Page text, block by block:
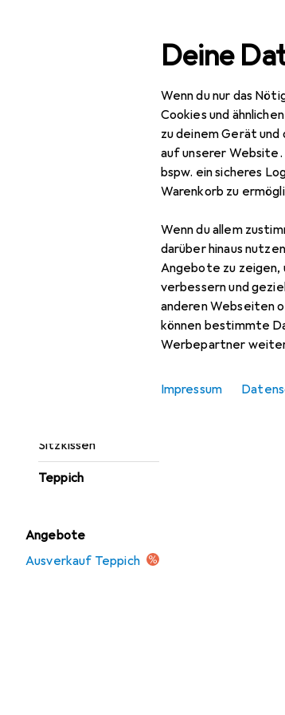
Deine
Wenn du nur das
Cookies und
zu deinem Gerät
auf unserer Website.
bspw. ein sicheres
Warenkorb zu
Wenn du allem
darüber hinaus
Angebote zu
verbessern und
anderen Webseiten
können bestimmte
Werbepartner
Impressum
Navigation nach Kategorien
Sitzkissen
Teppich
Angebote
Ausverkauf Teppich
Gesamtsortiment